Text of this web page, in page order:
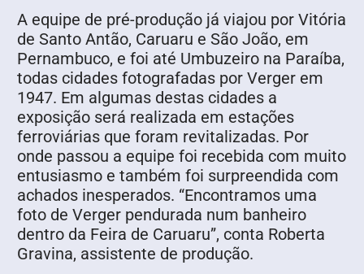
A equipe de pré-produção já viajou por Vitória
de Santo Antão, Caruaru e São João, em
Pernambuco, e foi até Umbuzeiro na Paraíba,
todas cidades fotografadas por Verger em
1947. Em algumas destas cidades a
exposição será realizada em estações
ferroviárias que foram revitalizadas. Por
onde passou a equipe foi recebida com muito
entusiasmo e também foi surpreendida com
achados inesperados. “Encontramos uma
foto de Verger pendurada num banheiro
dentro da Feira de Caruaru”, conta Roberta
Gravina, assistente de produção.